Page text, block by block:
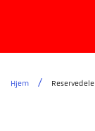
Hjem Reservedele